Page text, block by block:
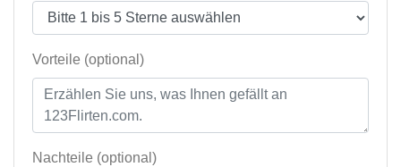
Vorteile (optional)
Nachteile (optional)